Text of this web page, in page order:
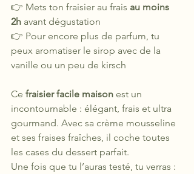
👉 Mets ton fraisier au frais au moins
2h avant dégustation
👉 Pour encore plus de parfum, tu
peux aromatiser le sirop avec de la
vanille ou un peu de kirsch
Ce fraisier facile maison est un
incontournable : élégant, frais et ultra
gourmand. Avec sa crème mousseline
et ses fraises fraîches, il coche toutes
les cases du dessert parfait.
Une fois que tu l’auras testé, tu verras :